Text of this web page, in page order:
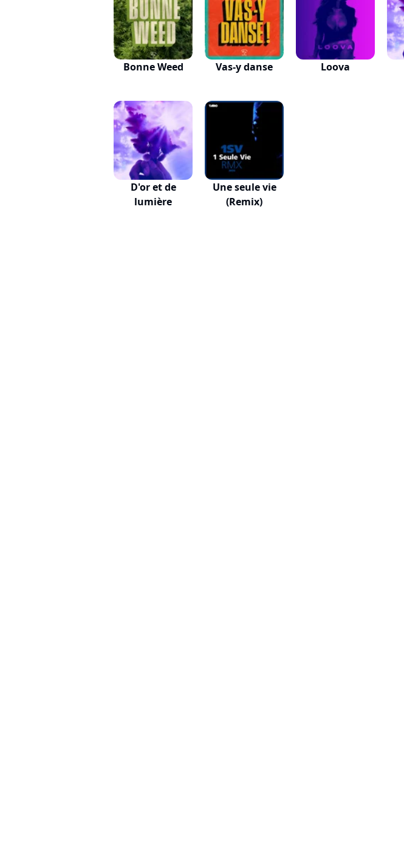
Bonne Weed Vas-y danse Loova
D'or et de
lumière
Une seule vie
(Remix)